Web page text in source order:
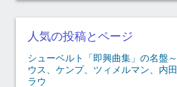
人気の投稿とページ
シューベルト「即興曲集」の名盤
ウス、ケンプ、ツィメルマン、内
ラウ